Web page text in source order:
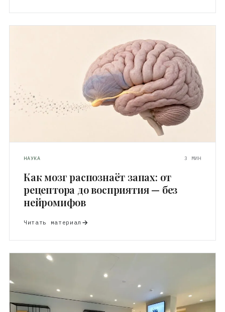
НАУКА 3 МИН
Как мозг распознаёт запах: от
рецептора до восприятия — без
нейромифов
Читать материал